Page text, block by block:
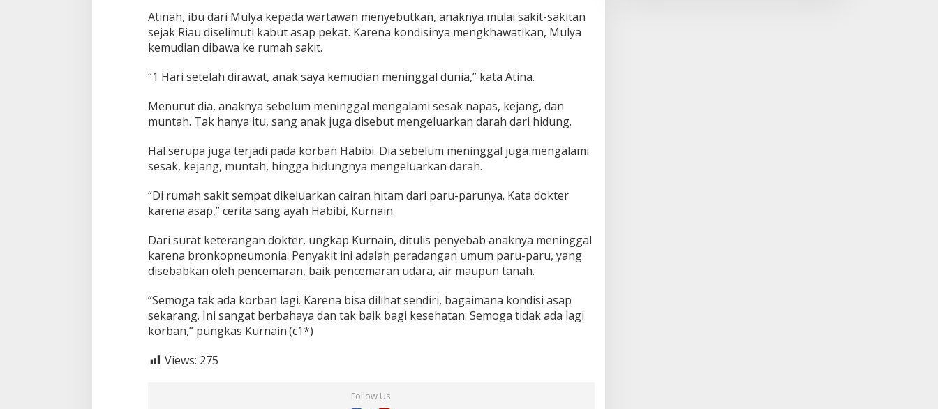
I
n
h
l
M
n
i
g
g
a
D
u
i
a
Atinah, ibu dari Mulya kepada wartawan menyebutkan, anaknya mulai sakit-sakitan
sejak Riau diselimuti kabut asap pekat. Karena kondisinya mengkhawatikan, Mulya
kemudian dibawa ke rumah sakit.
“1 Hari setelah dirawat, anak saya kemudian meninggal dunia,” kata Atina.
Menurut dia, anaknya sebelum meninggal mengalami sesak napas, kejang, dan
muntah. Tak hanya itu, sang anak juga disebut mengeluarkan darah dari hidung.
Hal serupa juga terjadi pada korban Habibi. Dia sebelum meninggal juga mengalami
sesak, kejang, muntah, hingga hidungnya mengeluarkan darah.
“Di rumah sakit sempat dikeluarkan cairan hitam dari paru-parunya. Kata dokter
karena asap,” cerita sang ayah Habibi, Kurnain.
Dari surat keterangan dokter, ungkap Kurnain, ditulis penyebab anaknya meninggal
karena bronkopneumonia. Penyakit ini adalah peradangan umum paru-paru, yang
disebabkan oleh pencemaran, baik pencemaran udara, air maupun tanah.
“Semoga tak ada korban lagi. Karena bisa dilihat sendiri, bagaimana kondisi asap
sekarang. Ini sangat berbahaya dan tak baik bagi kesehatan. Semoga tidak ada lagi
korban,” pungkas Kurnain.(c1*)
Views: 275
Follow Us